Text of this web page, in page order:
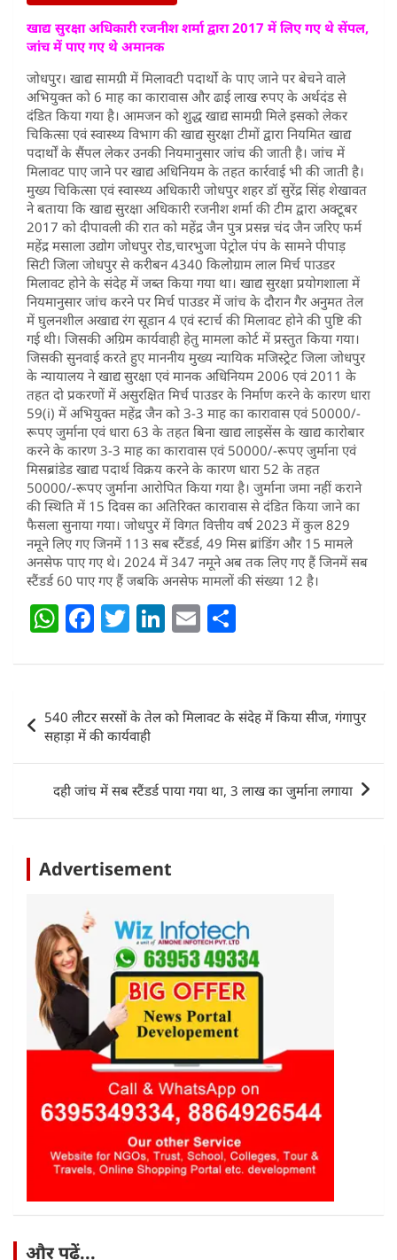
खाद्य सुरक्षा अधिकारी रजनीश शर्मा द्वारा 2017 में लिए गए थे सेंपल,
जांच में पाए गए थे अमानक
जोधपुर। खाद्य सामग्री में मिलावटी पदार्थो के पाए जाने पर बेचने वाले
अभियुक्त को 6 माह का कारावास और ढाई लाख रुपए के अर्थदंड से
दंडित किया गया है। आमजन को शुद्ध खाद्य सामग्री मिले इसको लेकर
चिकित्सा एवं स्वास्थ्य विभाग की खाद्य सुरक्षा टीमों द्वारा नियमित खाद्य
पदार्थों के सैंपल लेकर उनकी नियमानुसार जांच की जाती है। जांच में
मिलावट पाए जाने पर खाद्य अधिनियम के तहत कार्रवाई भी की जाती है।
मुख्य चिकित्सा एवं स्वास्थ्य अधिकारी जोधपुर शहर डॉ सुरेंद्र सिंह शेखावत
ने बताया कि खाद्य सुरक्षा अधिकारी रजनीश शर्मा की टीम द्वारा अक्टूबर
2017 को दीपावली की रात को महेंद्र जैन पुत्र प्रसन्न चंद जैन जरिए फर्म
महेंद्र मसाला उद्योग जोधपुर रोड,चारभुजा पेट्रोल पंप के सामने पीपाड़
सिटी जिला जोधपुर से करीबन 4340 किलोग्राम लाल मिर्च पाउडर
मिलावट होने के संदेह में जब्त किया गया था। खाद्य सुरक्षा प्रयोगशाला में
नियमानुसार जांच करने पर मिर्च पाउडर में जांच के दौरान गैर अनुमत तेल
में घुलनशील अखाद्य रंग सूडान 4 एवं स्टार्च की मिलावट होने की पुष्टि की
गई थी। जिसकी अग्रिम कार्यवाही हेतु मामला कोर्ट में प्रस्तुत किया गया।
जिसकी सुनवाई करते हुए माननीय मुख्य न्यायिक मजिस्ट्रेट जिला जोधपुर
के न्यायालय ने खाद्य सुरक्षा एवं मानक अधिनियम 2006 एवं 2011 के
तहत दो प्रकरणों में असुरक्षित मिर्च पाउडर के निर्माण करने के कारण धारा
59(i) में अभियुक्त महेंद्र जैन को 3-3 माह का कारावास एवं 50000/-
रूपए जुर्माना एवं धारा 63 के तहत बिना खाद्य लाइसेंस के खाद्य कारोबार
करने के कारण 3-3 माह का कारावास एवं 50000/-रूपए जुर्माना एवं
मिसब्रांडेड खाद्य पदार्थ विक्रय करने के कारण धारा 52 के तहत
50000/-रूपए जुर्माना आरोपित किया गया है। जुर्माना जमा नहीं कराने
की स्थिति में 15 दिवस का अतिरिक्त कारावास से दंडित किया जाने का
फैसला सुनाया गया। जोधपुर में विगत वित्तीय वर्ष 2023 में कुल 829
नमूने लिए गए जिनमें 113 सब स्टैंडर्ड, 49 मिस ब्रांडिंग और 15 मामले
अनसेफ पाए गए थे। 2024 में 347 नमूने अब तक लिए गए हैं जिनमें सब
स्टैंडर्ड 60 पाए गए हैं जबकि अनसेफ मामलों की संख्या 12 है।
W
at
s
A
p
p
F
c
e
b
o
o
k
T
itt
er
Li
k
e
dI
n
E
ai
l
ar
e
navigation
540 लीटर सरसों के तेल को मिलावट के संदेह में किया सीज, गंगापुर
सहाड़ा में की कार्यवाही
दही जांच में सब स्टैंडर्ड पाया गया था, 3 लाख का जुर्माना लगाया
Advertisement
और पढ़ें...